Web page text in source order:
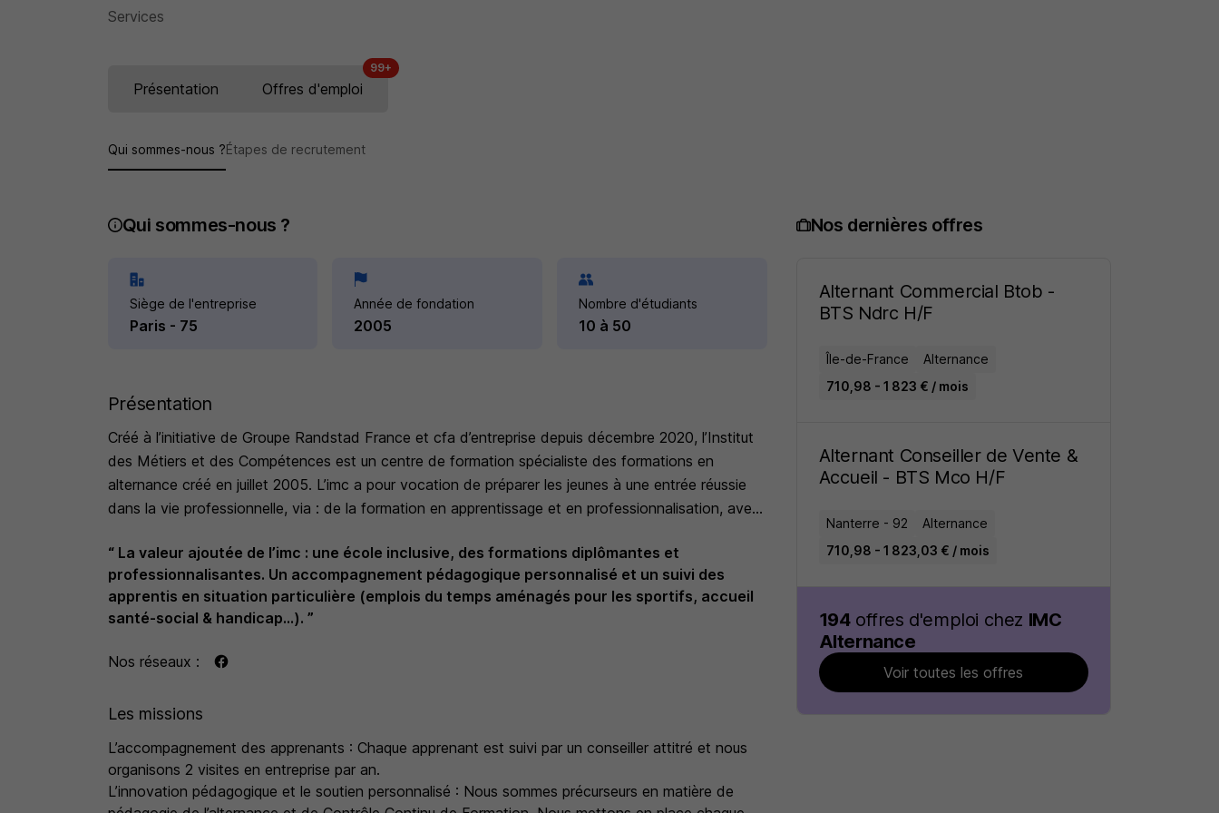
Services
Présentation Offres d'emploi
99+
Qui sommes-nous ?Étapes de recrutement
Qui sommes-nous ?
Siège de l'entreprise
Paris - 75
Année de fondation
2005
Nombre d'étudiants
10 à 50
Présentation
Créé à l’initiative de Groupe Randstad France et cfa d’entreprise depuis décembre 2020, l’Institut
des Métiers et des Compétences est un centre de formation spécialiste des formations en
alternance créé en juillet 2005. L’imc a pour vocation de préparer les jeunes à une entrée réussie
dans la vie professionnelle, via : de la formation en apprentissage et en professionnalisation, avec
A ce titre nous développons des formations pour les salariés du groupe comme pour les
entreprises clientes, en apprentissage ou en contrat d’apprentissage intérimaire.
« Préparer les jeunes à une entrée réussie dans la vie professionnelle »
aux examens d’Etat, les équipes de l’IMC Groupe Randstad ont l’ambition de poursuivre leur
engagement au service des jeunes franciliens en s’appuyant sur trois axes : orienter, former,
intégrer.
“ La valeur ajoutée de l’imc : une école inclusive, des formations diplômantes et
professionnalisantes. Un accompagnement pédagogique personnalisé et un suivi des
apprentis en situation particulière (emplois du temps aménagés pour les sportifs, accueil
santé-social & handicap...). ”
Nos réseaux :
Les missions
L’accompagnement des apprenants : Chaque apprenant est suivi par un conseiller attitré et nous
organisons 2 visites en entreprise par an.
L’innovation pédagogique et le soutien personnalisé : Nous sommes précurseurs en matière de
Nos dernières offres
Alternant Commercial Btob -
BTS Ndrc H/F
Île-de-France
Alternance
710,98 - 1 823 € / mois
Alternant Conseiller de Vente &
Accueil - BTS Mco H/F
Nanterre - 92
Alternance
710,98 - 1 823,03 € / mois
194offres d'emploi chez IMC
Alternance
Voir toutes les offres